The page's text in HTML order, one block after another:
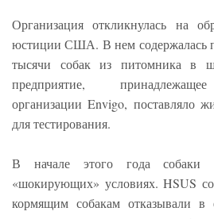
Организация откликнулась на
юстиции США. В нем содержалась
тысячи собак из питомника в
предприятие, принадлежащее
организации Envigo, поставляло
для тестирования.
В начале этого года
«шокирующих» условиях. HSUS
кормящим собакам отказывали в